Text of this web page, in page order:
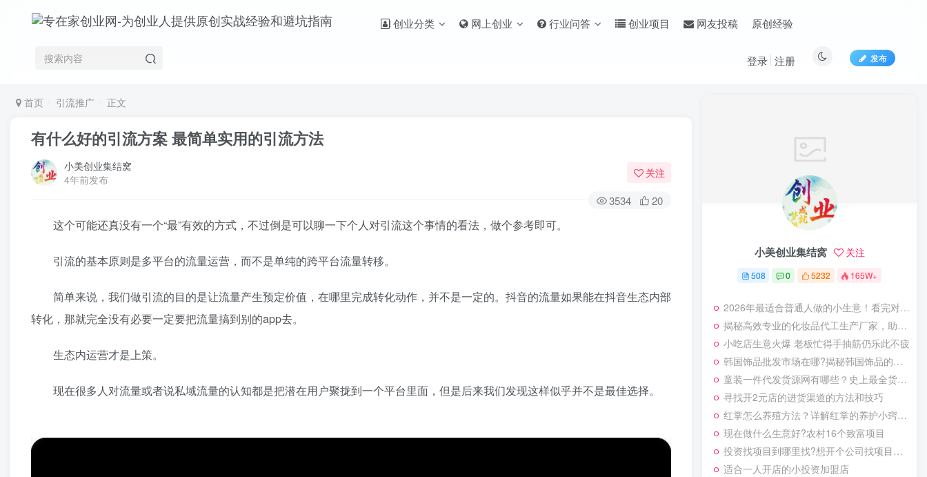
创业分类 网上创业 行业问答 创业项目 网友投稿 原创经验
发布
登录 注册
首页 引流推广 正文
有什么好的引流方案 最简单实用的引流方法
小美创业集结窝
4年前发布
关注
3534 20
这个可能还真没有一个“最”有效的方式，不过倒是可以聊一下个人对引流这个事情的看法，做个参考即可。
引流的基本原则是多平台的流量运营，而不是单纯的跨平台流量转移。
简单来说，我们做引流的目的是让流量产生预定价值，在哪里完成转化动作，并不是一定的。抖音的流量如果能在抖音生态内部
转化，那就完全没有必要一定要把流量搞到别的app去。
生态内运营才是上策。
现在很多人对流量或者说私域流量的认知都是把潜在用户聚拢到一个平台里面，但是后来我们发现这样似乎并不是最佳选择。
小美创业集结窝 关注
508 0 5232 165W+
2026年最适合普通人做的小生意！看完对你有收获的实用清单
揭秘高效专业的化妆品代工生产厂家，助力品牌焕新升级
小吃店生意火爆 老板忙得手抽筋仍乐此不疲
韩国饰品批发市场在哪?揭秘韩国饰品的货源地
童装一件代发货源网有哪些？史上最全货源网站整合
寻找开2元店的进货渠道的方法和技巧
红掌怎么养殖方法？详解红掌的养护小窍门助力实体创业
现在做什么生意好?农村16个致富项目
投资找项目到哪里找?想开个公司找项目的方法总结
适合一人开店的小投资加盟店